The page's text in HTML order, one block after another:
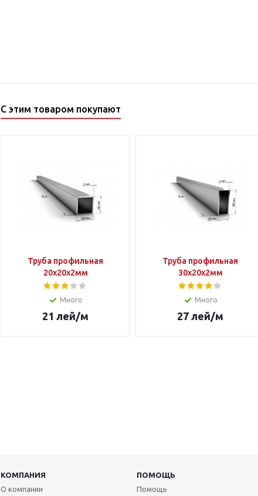
С этим товаром покупают
Труба профильная
20х20х2мм
Много
21 лей/м
Труба профильная
30х20х2мм
Много
27 лей/м
КОМПАНИЯ ПОМОЩЬ
О компании
Помощь